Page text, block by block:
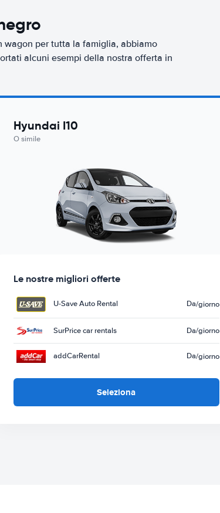
wagon per tutta la famiglia, abbiamo
alcuni esempi della nostra offerta in
Hyundai I10
O simile
Le nostre migliori offerte
U-Save Auto Rental Da/giorno
SurPrice car rentals Da/giorno
addCarRental Da/giorno
Seleziona